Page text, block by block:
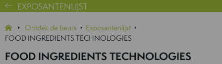
EXPOSANTENLIJST
Ontdek de beurs
Exposantenlijst
FOOD INGREDIENTS TECHNOLOGIES
FOOD INGREDIENTS TECHNOLOGIES